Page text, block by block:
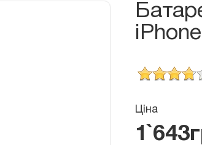
Ціна
1`643